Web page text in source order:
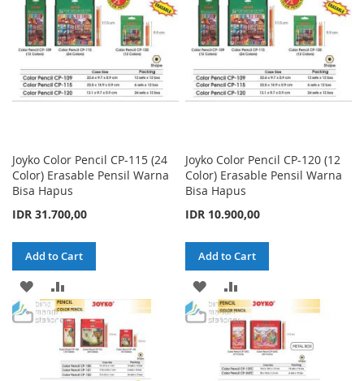
LIST LIST
Joyko Color Pencil CP-115 (24
Color) Erasable Pensil Warna
Bisa Hapus
IDR 31.700,00
Add to Cart
ADD
TO
WISH
TO
COMPARE
Joyko Color Pencil CP-120 (12
Color) Erasable Pensil Warna
Bisa Hapus
IDR 10.900,00
Add to Cart
ADD
TO
WISH
LIST
TO
COMPARE